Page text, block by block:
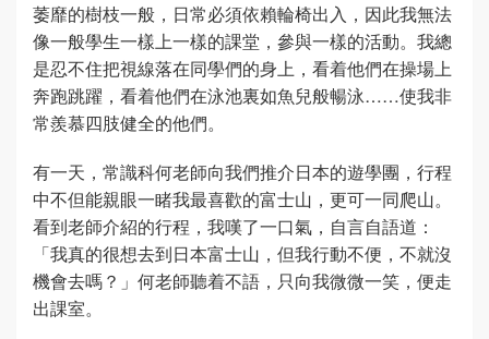
萎靡的樹枝一般，日常必須依賴輪椅出入，因此我無法
像一般學生一樣上一樣的課堂，參與一樣的活動。我總
是忍不住把視線落在同學們的身上，看着他們在操場上
奔跑跳躍，看着他們在泳池裏如魚兒般暢泳……使我非
常羨慕四肢健全的他們。
有一天，常識科何老師向我們推介日本的遊學團，行程
中不但能親眼一睹我最喜歡的富士山，更可一同爬山。
看到老師介紹的行程，我嘆了一口氣，自言自語道：
「我真的很想去到日本富士山，但我行動不便，不就沒
機會去嗎？」何老師聽着不語，只向我微微一笑，便走
出課室。